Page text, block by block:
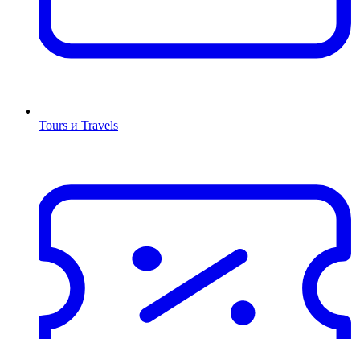
Tours и Travels